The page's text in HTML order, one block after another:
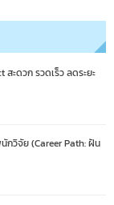
ะดวก รวดเร็ว ลดระยะ
นักวิจัย (Career Path: ฝัน